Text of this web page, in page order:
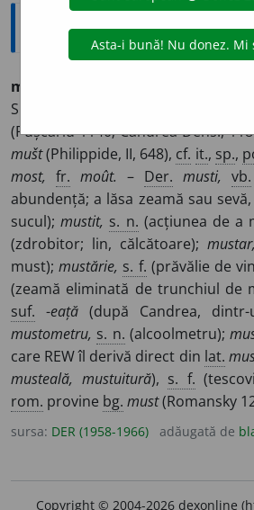
Etimologice
must (m
Suc, zeamă. –
(Pușcariu 1140; Candrea-Dens.,
mušt(Philippide, II, 648), cf. it., sp.,
most, fr. moût. – Der. musti, vb.
abundență; a lăsa zeamă sau
sucul);mustit, s. n. (acțiunea de a
(zdrobitor; lin, călcătoare); mustar,
must);mustărie, s. f. (prăvălie de
(zeamă eliminată de trunchiul de
suf. -eață (după Candrea, dintr-
mustometru, s. n. (alcoolmetru);
care REW îl derivă direct din lat.
musteală, mustuitură), s. f.
rom. provine bg. must(Romansky
sursa: DER (1958-1966) adăugată de
Copyright © 2004-2026 dexonline